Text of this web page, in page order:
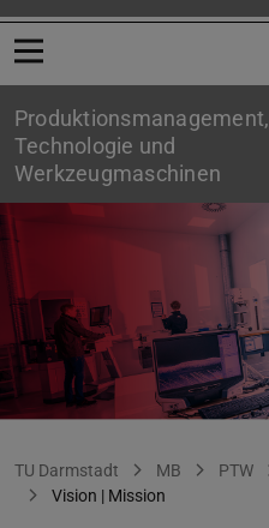
Menü öffnen
Produktionsmanagement,
Technologie und
Werkzeugmaschinen
Sie befinden sich hier:
TU Darmstadt MB PTW
Vision | Mission